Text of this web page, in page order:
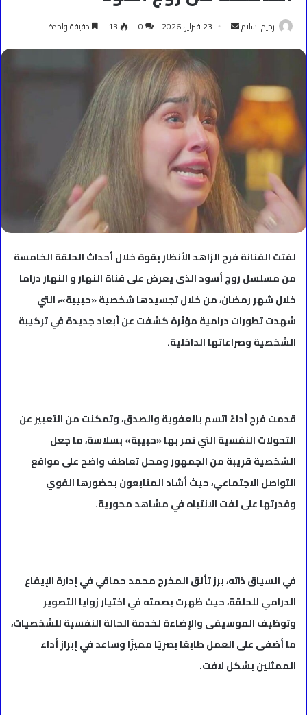
رحيم اسلام
أرسل 23 فبراير، 2026 0
13 دقيقة واحدة
لفتت الفنانة فرح الزاهد الأنظار بقوة خلال أحداث الحلقة الخامسة
من مسلسل روج أسود الذى يعرض على قناة النهار و النهار دراما
خلال شهر رمضان، من خلال تجسيدها شخصية «حبيبة»، التي
شهدت تطورات درامية مؤثرة كشفت عن أبعاد جديدة في تركيبة
الشخصية وصراعاتها الداخلية.
قدمت فرح أداءً اتسم بالعفوية والصدق، وتمكنت من التعبير عن
التحولات النفسية التي تمر بها «حبيبة» بسلاسة، ما جعل
الشخصية قريبة من الجمهور ومحل تعاطف واضح على مواقع
التواصل الاجتماعي، حيث أشاد المتابعون بحضورها القوي
وقدرتها على لفت الانتباه في مشاهد محورية.
في السياق ذاته، برز تألق المخرج محمد حماقي في إدارة الإيقاع
الدرامي للحلقة، حيث ظهرت بصمته في اختيار زوايا التصوير
وتوظيف الموسيقى والإضاءة لخدمة الحالة النفسية للشخصيات،
ما أضفى على العمل طابعًا بصريًا مميزًا وساعد في إبراز أداء
الممثلين بشكل لافت.